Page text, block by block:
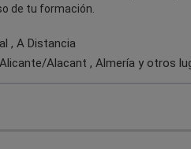
de tu formación.
, A Distancia
Alacant , Almería y otros